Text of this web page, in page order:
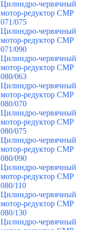
Цилиндро-червячный
мотор-редуктор CMP
071/075
Цилиндро-червячный
мотор-редуктор CMP
071/090
Цилиндро-червячный
мотор-редуктор CMP
080/063
Цилиндро-червячный
мотор-редуктор CMP
080/070
Цилиндро-червячный
мотор-редуктор CMP
080/075
Цилиндро-червячный
мотор-редуктор CMP
080/090
Цилиндро-червячный
мотор-редуктор CMP
080/110
Цилиндро-червячный
мотор-редуктор CMP
080/130
Цилиндро-червячный